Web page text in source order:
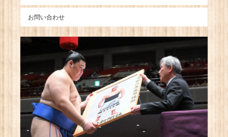
お問い合わせ